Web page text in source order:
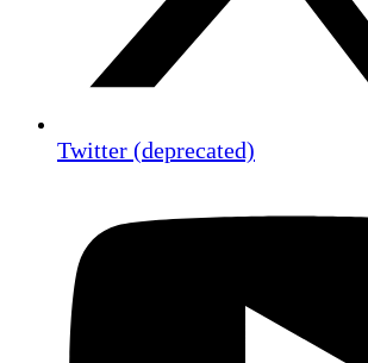
Twitter (deprecated)